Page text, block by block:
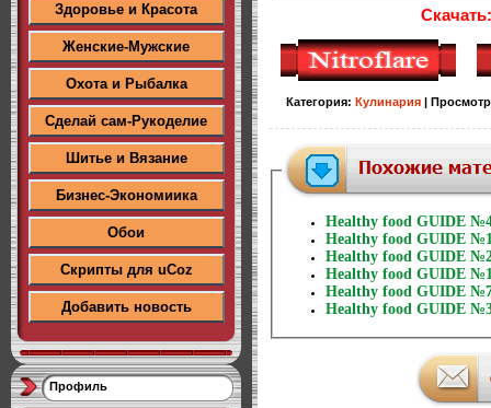
Здоровье и Красота
Женские-Мужские
Охота и Рыбалка
Сделай сам-Рукоделие
Шитье и Вязание
Бизнес-Экономиика
Обои
Скрипты для uCoz
Добавить новость
Профиль
Скачать:
Категория: Кулинария|
Healthy food GUIDE
Healthy food GUIDE
Healthy food GUIDE
Healthy food GUIDE
Healthy food GUIDE
Healthy food GUIDE